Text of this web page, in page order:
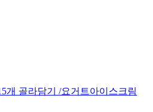
개 골라담기 /요거트아이스크림